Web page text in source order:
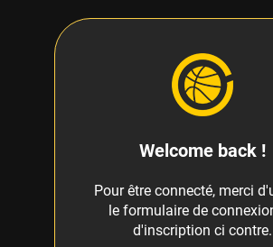
Welcome back !
Pour être connecté, merci
le formulaire de
d'inscription ci contre.